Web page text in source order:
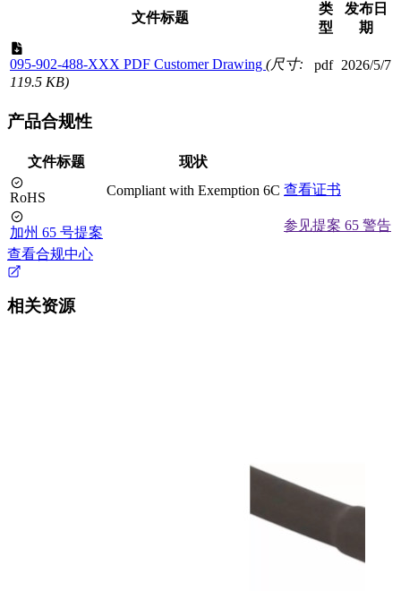
文件标题
类
型
发布日
期
095-902-488-XXX PDF Customer Drawing (尺寸:
119.5 KB)
pdf 2026/5/7
产品合规性
文件标题 现状
RoHS Compliant with Exemption 6C 查看证书
加州 65 号提案
参见提案 65 警告
查看合规中心
相关资源